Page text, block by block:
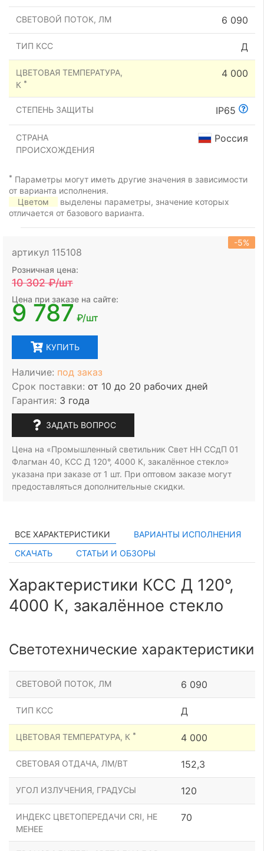
СВЕТОВОЙ ПОТОК, ЛМ 6 090
ТИП КСС Д
ЦВЕТОВАЯ ТЕМПЕРАТУРА,
К *
4 000
СТЕПЕНЬ ЗАЩИТЫ IP65
СТРАНА
ПРОИСХОЖДЕНИЯ
Россия
* Параметры могут иметь другие значения в зависимости
от варианта исполнения.
Цветом
выделены параметры, значение которых
отличается от базового варианта.
артикул 115108
-5%
Розничная цена:
10 302₽/шт
Цена при заказе на сайте:
9 787 ₽/шт
КУПИТЬ
Наличие: под заказ
Срок поставки: от 10 до 20 рабочих дней
Гарантия: 3 года
ЗАДАТЬ ВОПРОС
Цена на «Промышленный светильник Свет НН ССдП 01
Флагман 40, КСС Д 120°, 4000 К, закалённое стекло»
указана при заказе от 1 шт. При оптовом заказе могут
предоставляться дополнительные скидки.
ВСЕ ХАРАКТЕРИСТИКИ
ВАРИАНТЫ ИСПОЛНЕНИЯ
СКАЧАТЬ
СТАТЬИ И ОБЗОРЫ
Характеристики КСС Д 120°,
4000 К, закалённое стекло
Светотехнические характеристики
СВЕТОВОЙ ПОТОК, ЛМ 6 090
ТИП КСС Д
ЦВЕТОВАЯ ТЕМПЕРАТУРА, К * 4 000
СВЕТОВАЯ ОТДАЧА, ЛМ/ВТ 152,3
УГОЛ ИЗЛУЧЕНИЯ, ГРАДУСЫ 120
ИНДЕКС ЦВЕТОПЕРЕДАЧИ CRI, НЕ
МЕНЕЕ
70